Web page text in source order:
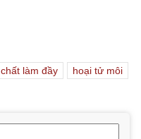
chất làm đầy hoại tử môi